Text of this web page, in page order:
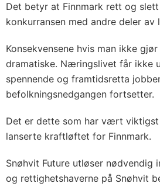
Det betyr at Finnmark rett og
konkurransen med andre deler av
Konsekvensene hvis man ikke
dramatiske. Næringslivet får ikke
spennende og framtidsretta
befolkningsnedgangen fortsetter.
Det er dette som har vært
lanserte kraftløftet for Finnmark.
Snøhvit Future utløser nødvendig
og rettighetshaverne på Snøhvit